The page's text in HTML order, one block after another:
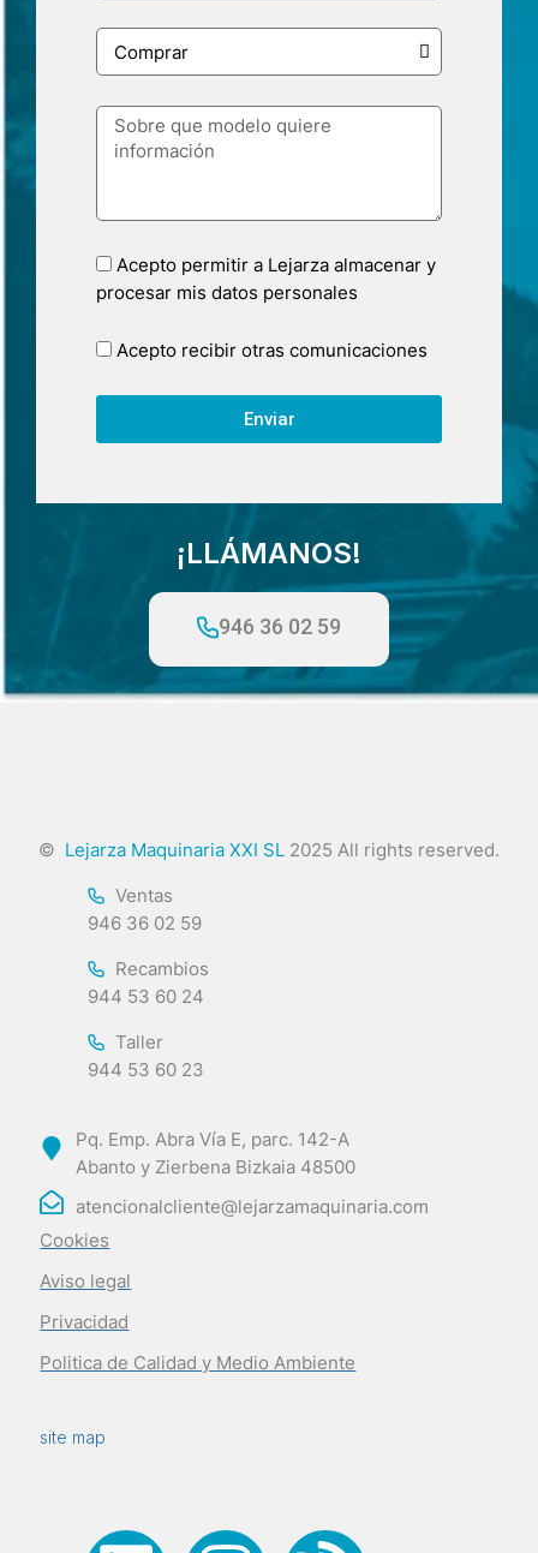
Acepto permitir a Lejarza almacenar y
procesar mis datos personales
Acepto recibir otras comunicaciones
Enviar
¡LLÁMANOS!
946 36 02 59
© Lejarza Maquinaria XXI SL 2025 All rights reserved.
Ventas
946 36 02 59
Recambios
944 53 60 24
Taller
944 53 60 23
Pq. Emp. Abra Vía E, parc. 142-A
Abanto y Zierbena Bizkaia 48500
atencionalcliente@lejarzamaquinaria.com
Cookies
Aviso legal
Privacidad
Politica de Calidad y Medio Ambiente
site map